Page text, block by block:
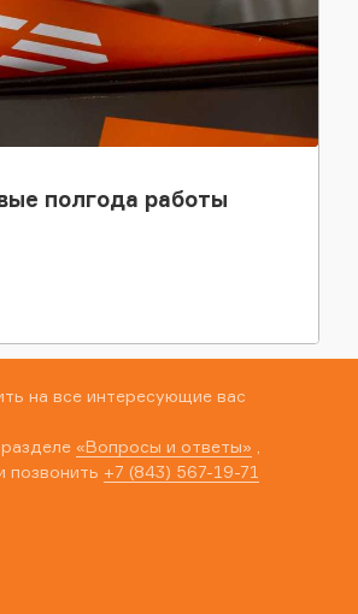
полгода работы
на все интересующие вас
«Вопросы и ответы»
позвонить +7 (843) 567-19-71